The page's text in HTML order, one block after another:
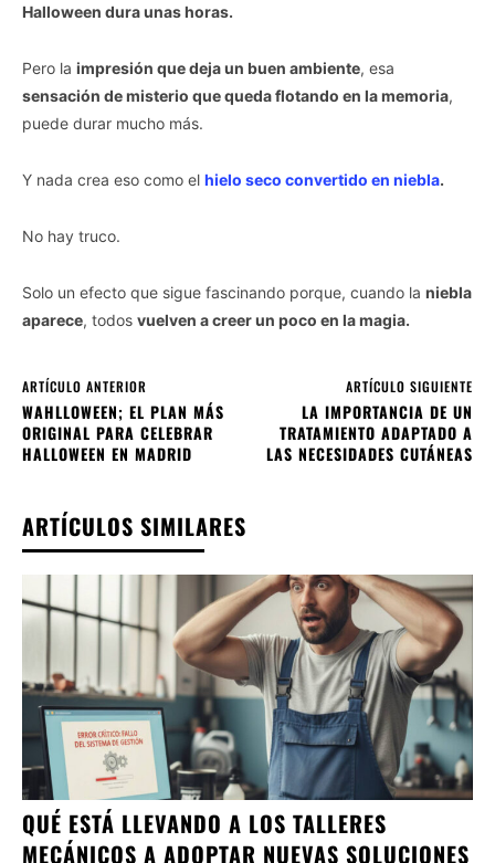
Halloween dura unas horas.
Pero la impresión que deja un buen ambiente, esa
sensación de misterio que queda flotando en la memoria,
puede durar mucho más.
Y nada crea eso como el hielo seco convertido en niebla.
No hay truco.
Solo un efecto que sigue fascinando porque, cuando la niebla
aparece, todos vuelven a creer un poco en la magia.
ARTÍCULO ANTERIOR
WAHLLOWEEN; EL PLAN MÁS
ORIGINAL PARA CELEBRAR
HALLOWEEN EN MADRID
ARTÍCULO SIGUIENTE
LA IMPORTANCIA DE UN
TRATAMIENTO ADAPTADO A
LAS NECESIDADES CUTÁNEAS
ARTÍCULOS SIMILARES
QUÉ ESTÁ LLEVANDO A LOS TALLERES
MECÁNICOS A ADOPTAR NUEVAS SOLUCIONES